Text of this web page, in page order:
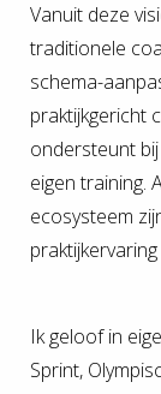
Vanuit deze
traditionele
schema-
praktijkgericht
ondersteunt
eigen training.
ecosysteem
Ik geloof in
Sprint,